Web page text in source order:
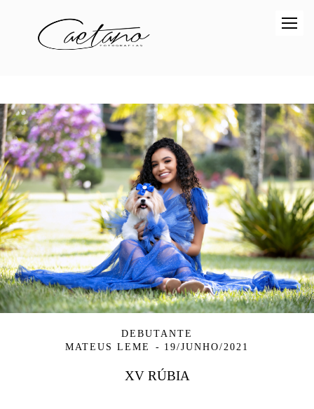
DEBUTANTE
MATEUS LEME
19/JUNHO/2021
XV RÚBIA